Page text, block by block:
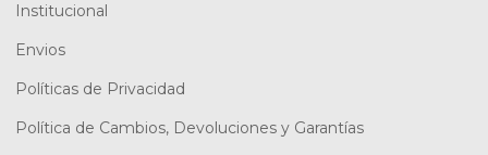
Institucional
Envios
Políticas de Privacidad
Política de Cambios, Devoluciones y Garantías